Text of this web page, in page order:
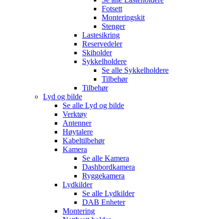
Fotsett
Monteringskit
Stenger
Lastesikring
Reservedeler
Skiholder
Sykkelholdere
Se alle Sykkelholdere
Tilbehør
Tilbehør
Lyd og bilde
Se alle Lyd og bilde
Verktøy
Antenner
Høytalere
Kabeltilbehør
Kamera
Se alle Kamera
Dashbordkamera
Ryggekamera
Lydkilder
Se alle Lydkilder
DAB Enheter
Montering